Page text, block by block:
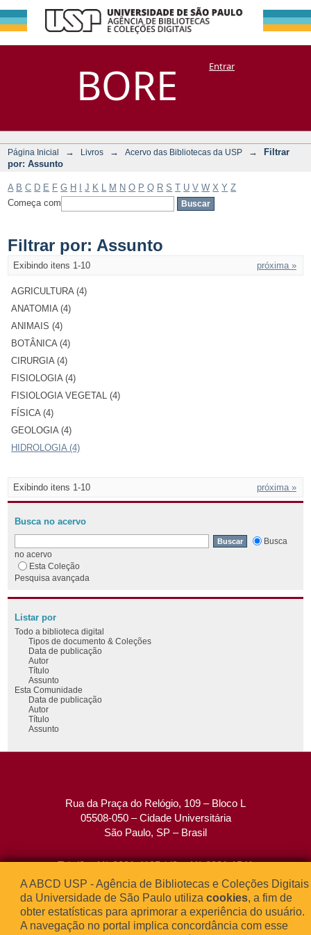
BORE
Filtrar por:
Assunto
DSpace/Manakin + CoriscoEntrar
Página Inicial → Livros → Acervo das Bibliotecas da USP →
Filtrar
por: Assunto
A B C D E F G H J K M N O P Q R S T U V W X Y Z
Começa com
Filtrar por: Assunto
Exibindo itens 1-10 próxima »
AGRICULTURA (4)
ANATOMIA (4)
ANIMAIS (4)
BOTÂNICA (4)
CIRURGIA (4)
FISIOLOGIA (4)
FISIOLOGIA VEGETAL (4)
FÍSICA (4)
GEOLOGIA (4)
HIDROLOGIA (4)
Exibindo itens 1-10 próxima »
Busca no acervo
Busca
no acervo
Esta Coleção
Pesquisa avançada
Listar por
Todo a biblioteca digital
Tipos de documento & Coleções
Data de publicação
Autor
Título
Assunto
Esta Comunidade
Data de publicação
Autor
Título
Assunto
Rua da Praça do Relógio, 109 – Bloco L
05508-050 – Cidade Universitária
São Paulo, SP – Brasil
Tel: (0xx11) 3091-4195 / (0xx11) 3091-1541
Fax: (0xx11) 3091-1567
E-mail:atendimento@abcd.usp.br
A ABCD USP - Agência de Bibliotecas e Coleções Digitais
da Universidade de São Paulo utiliza cookies, a fim de
obter estatísticas para aprimorar a experiência do usuário.
A navegação no portal implica concordância com esse